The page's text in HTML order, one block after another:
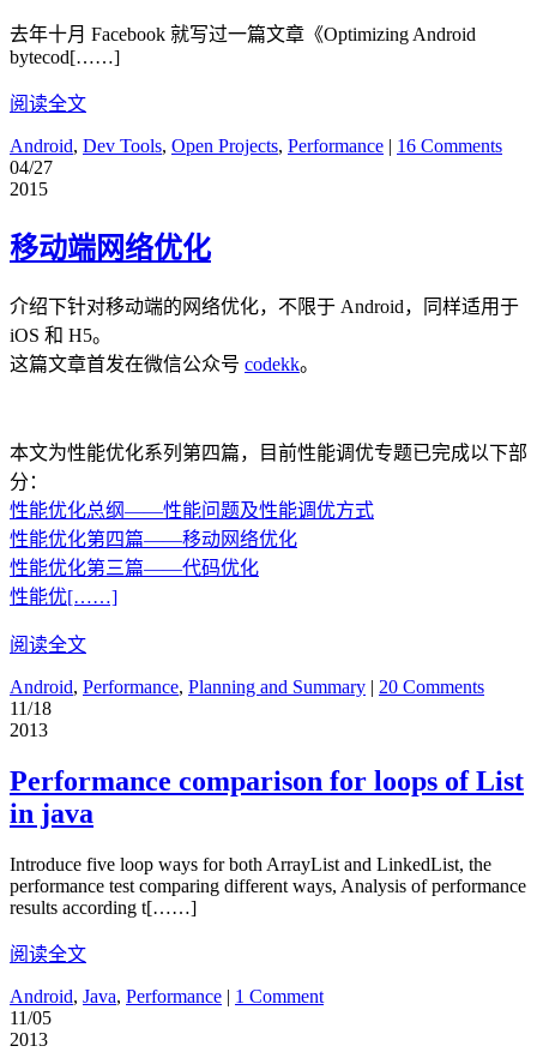
去年十月 Facebook 就写过一篇文章《Optimizing Android
bytecod[……]
阅读全文
Android, Dev Tools, Open Projects, Performance | 16 Comments
04/27
2015
移动端网络优化
介绍下针对移动端的网络优化，不限于 Android，同样适用于
iOS 和 H5。
这篇文章首发在微信公众号 codekk。
本文为性能优化系列第四篇，目前性能调优专题已完成以下部
分：
性能优化总纲——性能问题及性能调优方式
性能优化第四篇——移动网络优化
性能优化第三篇——代码优化
性能优[……]
阅读全文
Android, Performance, Planning and Summary | 20 Comments
11/18
2013
Performance comparison for loops of List
in java
Introduce five loop ways for both ArrayList and LinkedList, the
performance test comparing different ways, Analysis of performance
results according t[……]
阅读全文
Android, Java, Performance | 1 Comment
11/05
2013